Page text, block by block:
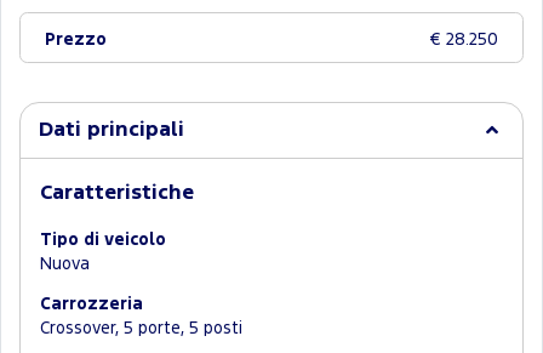
Prezzo € 28.250
Dati principali
Caratteristiche
Tipo di veicolo
Nuova
Carrozzeria
Crossover, 5 porte, 5 posti